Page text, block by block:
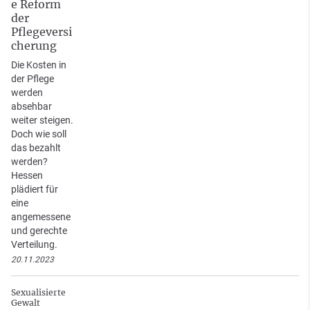
e Reform
der
Pflegeversi
cherung
Die Kosten in
der Pflege
werden
absehbar
weiter steigen.
Doch wie soll
das bezahlt
werden?
Hessen
plädiert für
eine
angemessene
und gerechte
Verteilung.
20.11.2023
Sexualisierte
Gewalt